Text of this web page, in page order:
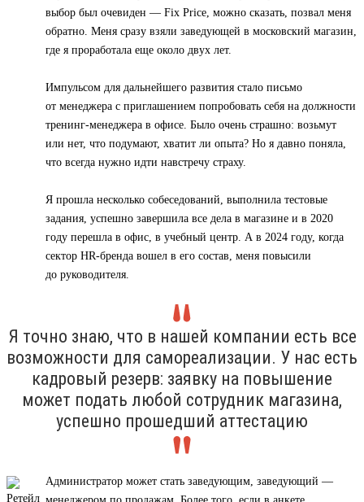
выбор был очевиден — Fix Price, можно сказать, позвал меня
обратно. Меня сразу взяли заведующей в московский магазин,
где я проработала еще около двух лет.
Импульсом для дальнейшего развития стало письмо
от менеджера с приглашением попробовать себя на должности
тренинг-менеджера в офисе. Было очень страшно: возьмут
или нет, что подумают, хватит ли опыта? Но я давно поняла,
что всегда нужно идти навстречу страху.
Я прошла несколько собеседований, выполнила тестовые
задания, успешно завершила все дела в магазине и в 2020
году перешла в офис, в учебный центр. А в 2024 году, когда
сектор HR-бренда вошел в его состав, меня повысили
до руководителя.
Я точно знаю, что в нашей компании есть все
возможности для самореализации. У нас есть
кадровый резерв: заявку на повышение
может подать любой сотрудник магазина,
успешно прошедший аттестацию
Администратор может стать заведующим, заведующий —